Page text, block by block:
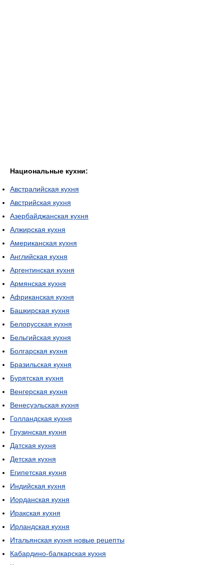
Национальные кухни:
Австралийская кухня
Австрийская кухня
Азербайджанская кухня
Алжирская кухня
Американская кухня
Английская кухня
Аргентинская кухня
Армянская кухня
Африканская кухня
Башкирская кухня
Белорусская кухня
Бельгийская кухня
Болгарская кухня
Бразильская кухня
Бурятская кухня
Венгерская кухня
Венесуэльская кухня
Голландская кухня
Грузинская кухня
Датская кухня
Детская кухня
Египетская кухня
Индийская кухня
Иорданская кухня
Иракская кухня
Ирландская кухня
Итальянская кухня новые рецепты
Кабардино-балкарская кухня